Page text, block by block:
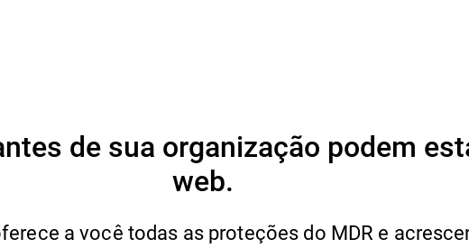
de sua organização podem
web.
a você todas as proteções do MDR e